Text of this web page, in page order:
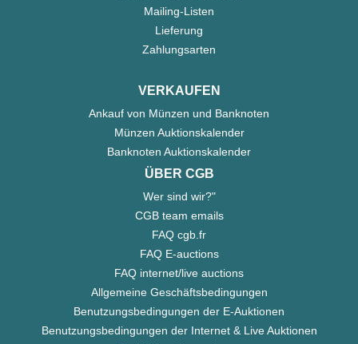
Mailing-Listen
Lieferung
Zahlungsarten
VERKAUFEN
Ankauf von Münzen und Banknoten
Münzen Auktionskalender
Banknoten Auktionskalender
ÜBER CGB
Wer sind wir?"
CGB team emails
FAQ cgb.fr
FAQ E-auctions
FAQ internet/live auctions
Allgemeine Geschäftsbedingungen
Benutzungsbedingungen der E-Auktionen
Benutzungsbedingungen der Internet & Live Auktionen